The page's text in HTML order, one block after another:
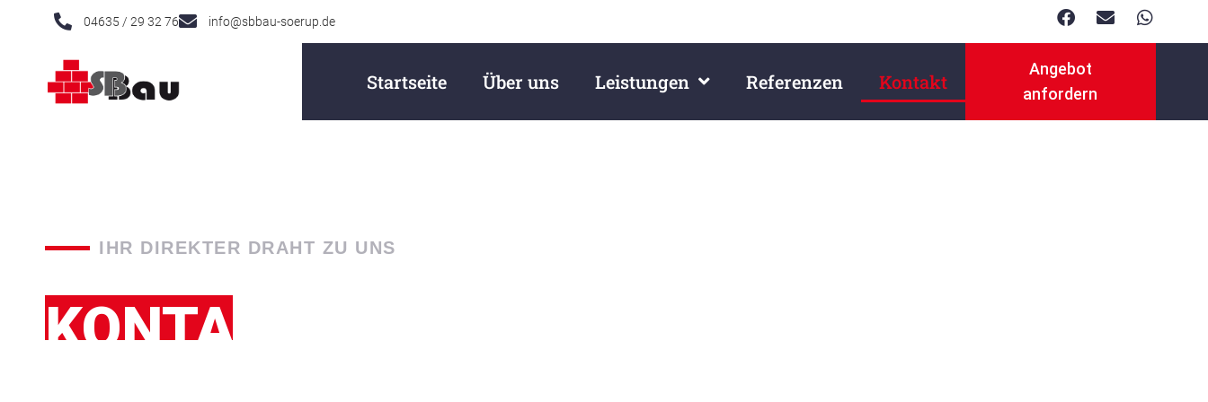
04635 / 29 32 76 info@sbbau-soerup.de
Startseite Über uns Leistungen Referenzen Kontakt
Angebot
anfordern
IHR DIREKTER DRAHT ZU UNS
KONTAKT